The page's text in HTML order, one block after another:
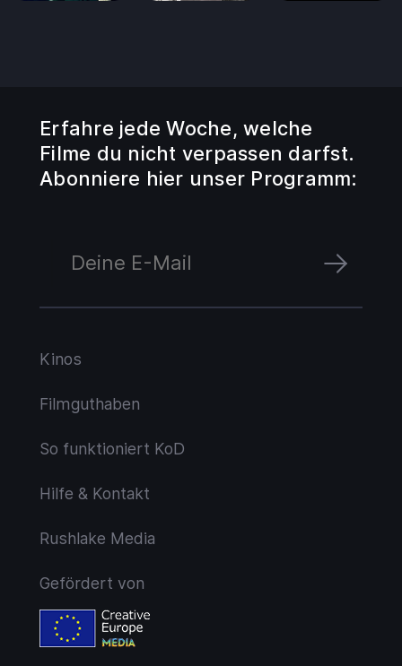
Erfahre jede Woche, welche
Filme du nicht verpassen darfst.
Abonniere hier unser Programm:
Kinos
Filmguthaben
So funktioniert KoD
Hilfe & Kontakt
Rushlake Media
Gefördert von